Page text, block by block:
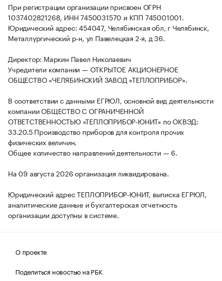
При регистрации организации присвоен ОГРН
1037402821268, ИНН 7450031570 и КПП 745001001.
Юридический адрес: 454047, Челябинская обл, г Челябинск,
Металлургический р-н, ул Павелецкая 2-я, д 36.
Директор: Маркин Павел Николаевич
Учредители компании — ОТКРЫТОЕ АКЦИОНЕРНОЕ
ОБЩЕСТВО «ЧЕЛЯБИНСКИЙ ЗАВОД «ТЕПЛОПРИБОР».
В соответствии с данными ЕГРЮЛ, основной вид деятельности
компании ОБЩЕСТВО С ОГРАНИЧЕННОЙ
ОТВЕТСТВЕННОСТЬЮ «ТЕПЛОПРИБОР-ЮНИТ» по ОКВЭД:
33.20.5 Производство приборов для контроля прочих
физических величин.
Общее количество направлений деятельности — 6.
На 09 августа 2026 организация ликвидирована.
Юридический адрес ТЕПЛОПРИБОР-ЮНИТ, выписка ЕГРЮЛ,
аналитические данные и бухгалтерская отчетность
организации доступны в системе.
О проекте
Поделиться новостью на РБК